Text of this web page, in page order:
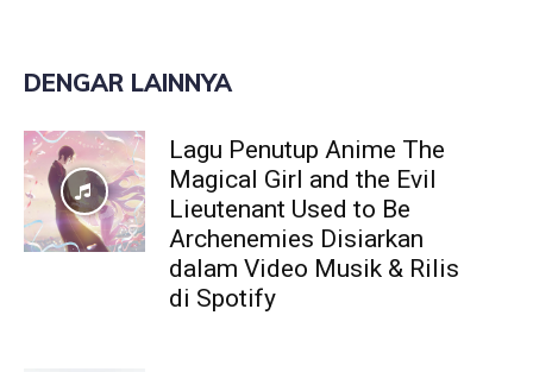
DENGAR LAINNYA
Lagu Penutup Anime The
Magical Girl and the Evil
Lieutenant Used to Be
Archenemies Disiarkan
dalam Video Musik & Rilis
di Spotify